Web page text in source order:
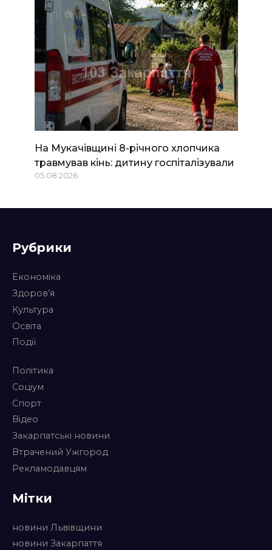
На Мукачівщині 8-річного хлопчика
травмував кінь: дитину госпіталізували
05.08.2026
Рубрики
Економіка
Здоров’я
Культура
Освіта
Події
Політика
Соціум
Спорт
Відео
Закарпатські новини
Втрачений Ужгород
Рекламодавцям
Мітки
новини Львівщини
новини Закарпаття